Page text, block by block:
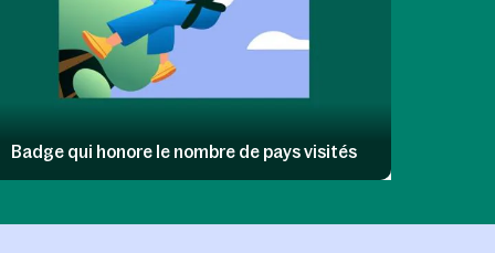
Badge qui honore le nombre de pays visités